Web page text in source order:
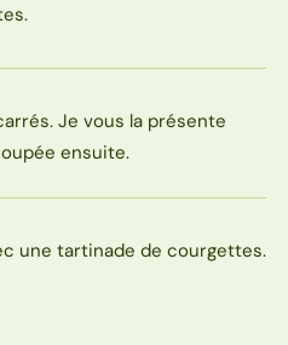
Je vous la présente
ensuite.
une tartinade de courgettes.